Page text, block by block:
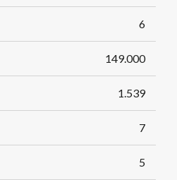
6
149.000
1.539
7
5